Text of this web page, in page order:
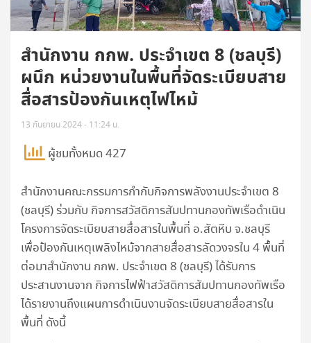
สำนักงาน กกพ. ประจำเขต 8 (ชลบุรี)
ผนึก หน่วยงานในพื้นที่จัดระเบียบสาย
สื่อสารป้องกันเหตุไฟไหม้
13 กันยายน 2024 - 11:24 น.
ผู้ชมทั้งหมด 427
สำนักงานคณะกรรมการกำกับกิจการพลังงานประจำเขต 8
(ชลบุรี) ร่วมกับ กิจการสวัสดิการสัมปทานกองทัพเรือดำเนิน
โครงการจัดระเบียบสายสื่อสารในพื้นที่ อ.สัตหีบ จ.ชลบุรี
เพื่อป้องกันเหตุเพลิงไหม้จากสายสื่อสารลัดวงจรใน 4 พื้นที่
ต่อมาสำนักงาน กกพ. ประจำเขต 8 (ชลบุรี) ได้รับการ
ประสานงานจาก กิจการไฟฟ้าสวัสดิการสัมปทานกองทัพเรือ
ได้รายงานถึงแผนการดำเนินงานจัดระเบียบสายสื่อสารใน
พื้นที่ ดังนี้ㅤㅤㅤㅤㅤㅤㅤㅤㅤㅤㅤㅤㅤㅤㅤㅤㅤㅤㅤㅤㅤ